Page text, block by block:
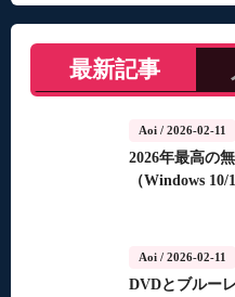
最新記事
Aoi/ 2026-02-11
2026年最高の
（Windows 10/
Aoi/ 2026-02-11
DVDとブルー